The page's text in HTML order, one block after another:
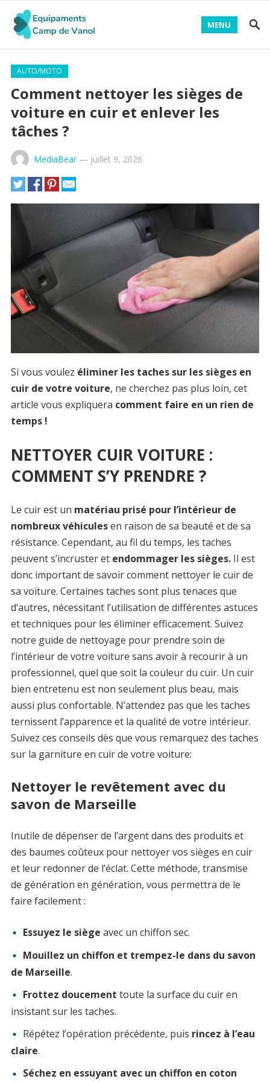
MENU
AUTO/MOTO
Comment nettoyer les sièges de
voiture en cuir et enlever les
tâches ?
MediaBear— juillet 9, 2026
Si vous voulez éliminer les taches sur les sièges en
cuir de votre voiture, ne cherchez pas plus loin, cet
article vous expliquera comment faire en un rien de
temps !
NETTOYER CUIR VOITURE :
COMMENT S’Y PRENDRE ?
Le cuir est un matériau prisé pour l’intérieur de
nombreux véhiculesen raison de sa beauté et de sa
résistance. Cependant, au fil du temps, les taches
peuvent s’incruster et endommager les sièges.Il est
donc important de savoir comment nettoyer le cuir de
sa voiture. Certaines taches sont plus tenaces que
d’autres, nécessitant l’utilisation de différentes astuces
et techniques pour les éliminer efficacement. Suivez
notre guide de nettoyage pour prendre soin de
l’intérieur de votre voiture sans avoir à recourir à un
professionnel, quel que soit la couleur du cuir. Un cuir
bien entretenu est non seulement plus beau, mais
aussi plus confortable. N’attendez pas que les taches
ternissent l’apparence et la qualité de votre intérieur.
Suivez ces conseils dès que vous remarquez des taches
sur la garniture en cuir de votre voiture:
Nettoyer le revêtement avec du
savon de Marseille
Inutile de dépenser de l’argent dans des produits et
des baumes coûteux pour nettoyer vos sièges en cuir
et leur redonner de l’éclat. Cette méthode, transmise
de génération en génération, vous permettra de le
faire facilement :
Essuyez le siège avec un chiffon sec.
Mouillez un chiffon et trempez-le dans du savon
de Marseille.
Frottez doucement toute la surface du cuir en
insistant sur les taches.
Répétez l’opération précédente, puis rincez à l’eau
claire.
Séchez en essuyant avec un chiffon en coton